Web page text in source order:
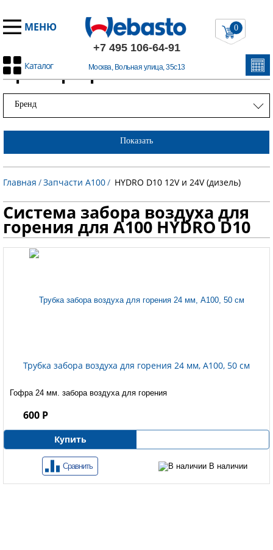
МЕНЮ
+7 495 106-64-91
Москва, Вольная улица, 35с13
Каталог
0
Примеры работ
Бренд
Показать
Главная /Запчасти А100/ HYDRO D10 12V и 24V (дизель)
Система забора воздуха для
горения для A100 HYDRO D10
Трубка забора воздуха для горения 24 мм, А100, 50 см
Гофра 24 мм. забора воздуха для горения
600 Р
Купить
Сравнить В наличии